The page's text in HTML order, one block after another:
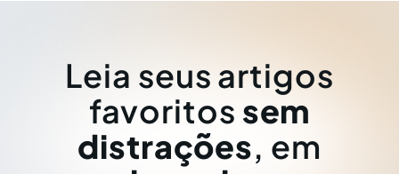
Leia seus artigos
favoritos sem
distrações, em